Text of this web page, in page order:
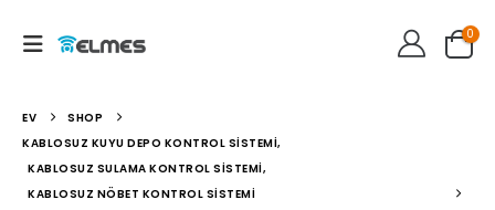
0
EV
SHOP
KABLOSUZ KUYU DEPO KONTROL SISTEMI,
KABLOSUZ SULAMA KONTROL SISTEMI,
KABLOSUZ NÖBET KONTROL SISTEMI